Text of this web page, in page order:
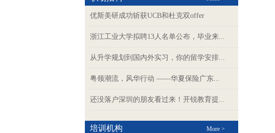
优斯美研成功斩获UCB和杜克双offer
浙江工业大学拟聘13人名单公布，毕业来...
从升学规划到国内外实习，你的留学安排...
粤领潮流，风华行动 ——华夏保险广东...
还没落户深圳的朋友看过来！开锐教育提...
培训机构 More >